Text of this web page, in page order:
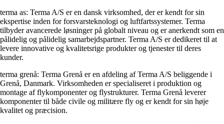
terma as: Terma A/S er en dansk virksomhed, der er kendt for sin
ekspertise inden for forsvarsteknologi og luftfartssystemer. Terma
tilbyder avancerede løsninger på globalt niveau og er anerkendt som en
pålidelig og pålidelig samarbejdspartner. Terma A/S er dedikeret til at
levere innovative og kvalitetsrige produkter og tjenester til deres
kunder.
terma grenå: Terma Grenå er en afdeling af Terma A/S beliggende i
Grenå, Danmark. Virksomheden er specialiseret i produktion og
montage af flykomponenter og flystrukturer. Terma Grenå leverer
komponenter til både civile og militære fly og er kendt for sin høje
kvalitet og præcision.